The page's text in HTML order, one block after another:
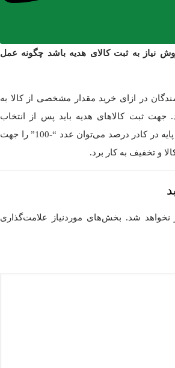
نیاز به ثبت کالای هدیه باشد چگونه عمل
در ازای خرید مقدار مشخصی از کالا به
جهت ثبت کالاهای هدیه باید پس از انتخاب
کالای هدیه و تعیین قیمت پایه در کادر درصد می‌توان عدد “-100” را جهت
نخواهد شد. بخش‌های موردنیاز علامت‌گذاری